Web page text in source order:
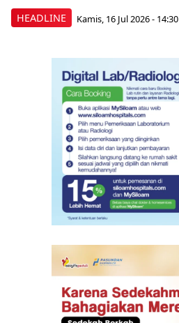
HEADLINE Kamis, 16 Jul 2026 - 14:30